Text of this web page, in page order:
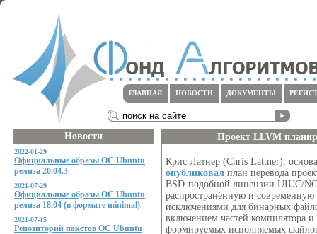
ДОКУМЕНТЫ
НОВОСТИ
ГЛАВНАЯ
Новости
2022-01-29
Официальные образы ОС Ubuntu
релиза 20.04.3
2021-07-29
Официальные образы ОС Ubuntu
релиза 18.04 (в формате minimal)
2021-07-15
Репозиторий пакетов ОС Ubuntu
Проект LLVM
Крис Латнер (Chris Lattner),
опубликовал план перевода
BSD-подобной лицензии UIUC/
распространённую и
исключениями для бинарных
включением частей компилятора
формируемых исполняемых